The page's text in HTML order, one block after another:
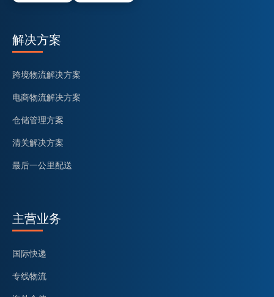
解决方案
跨境物流解决方案
电商物流解决方案
仓储管理方案
清关解决方案
最后一公里配送
主营业务
国际快递
专线物流